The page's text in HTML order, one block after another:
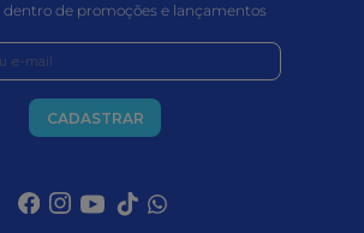
dentro de promoções e lançamentos
CADASTRAR